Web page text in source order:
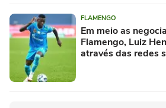
FLAMENGO
Em meio as
Flamengo, Luiz
através das redes